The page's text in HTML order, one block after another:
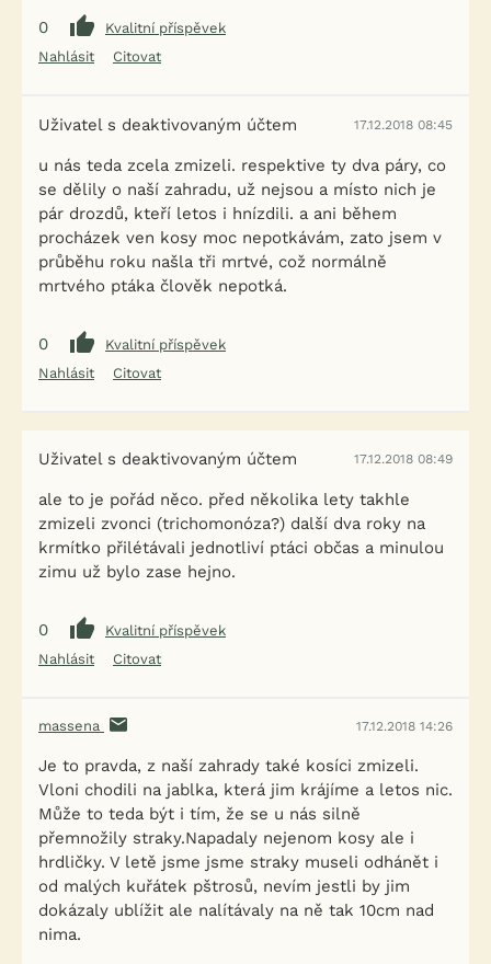
0
Kvalitní příspěvek
Nahlásit
Citovat
Uživatel s deaktivovaným účtem 17.12.2018 08:45
u nás teda zcela zmizeli. respektive ty dva páry, co
se dělily o naší zahradu, už nejsou a místo nich je
pár drozdů, kteří letos i hnízdili. a ani během
procházek ven kosy moc nepotkávám, zato jsem v
průběhu roku našla tři mrtvé, což normálně
mrtvého ptáka člověk nepotká.
0
Kvalitní příspěvek
Nahlásit
Citovat
Uživatel s deaktivovaným účtem 17.12.2018 08:49
ale to je pořád něco. před několika lety takhle
zmizeli zvonci (trichomonóza?) další dva roky na
krmítko přilétávali jednotliví ptáci občas a minulou
zimu už bylo zase hejno.
0
Kvalitní příspěvek
Nahlásit
Citovat
massena 17.12.2018 14:26
Je to pravda, z naší zahrady také kosíci zmizeli.
Vloni chodili na jablka, která jim krájíme a letos nic.
Může to teda být i tím, že se u nás silně
přemnožily straky.Napadaly nejenom kosy ale i
hrdličky. V letě jsme jsme straky museli odhánět i
od malých kuřátek pštrosů, nevím jestli by jim
dokázaly ublížit ale nalítávaly na ně tak 10cm nad
nima.